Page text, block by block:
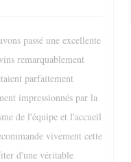
passé une excellente
remarquablement
parfaitement
impressionnés par la
de l'équipe et l'accueil
vivement cette
d'une véritable